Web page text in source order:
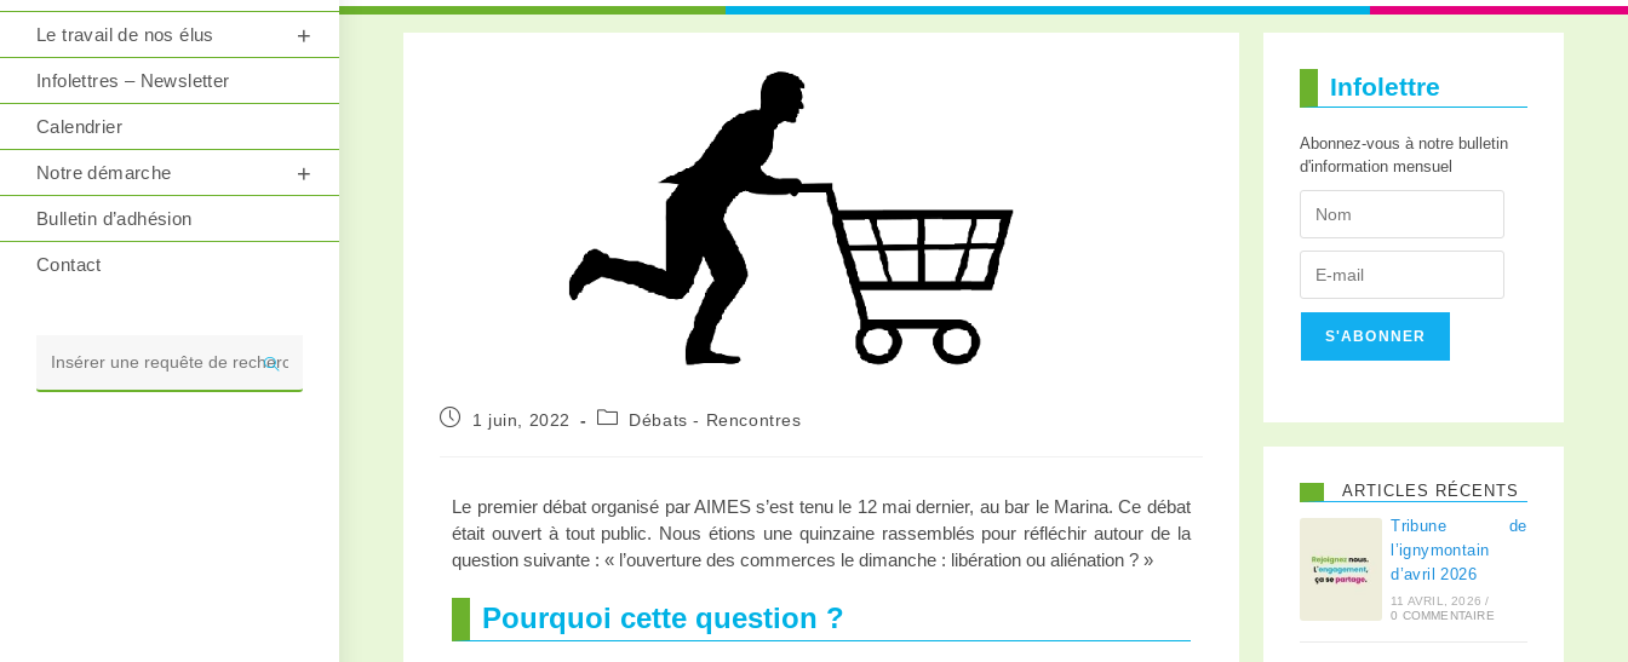
Le travail de nos élus
Infolettres – Newsletter
Calendrier
Notre démarche
Bulletin d’adhésion
Contact
1 juin, 2022 Débats - Rencontres
Le premier débat organisé par AIMES s’est tenu le 12 mai dernier, au bar le Marina. Ce débat
était ouvert à tout public. Nous étions une quinzaine rassemblés pour réfléchir autour de la
question suivante : « l’ouverture des commerces le dimanche : libération ou aliénation ? »
Pourquoi cette question ?
Infolettre
Abonnez-vous à notre bulletin
d'information mensuel
S'ABONNER
ARTICLES RÉCENTS
Tribune de
l’ignymontain
d’avril 2026
11 AVRIL, 2026 /
0 COMMENTAIRE